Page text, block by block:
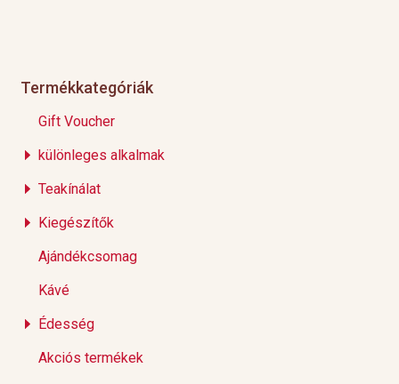
Termékkategóriák
Gift Voucher
különleges alkalmak
Teakínálat
Kiegészítők
Ajándékcsomag
Kávé
Édesség
Akciós termékek